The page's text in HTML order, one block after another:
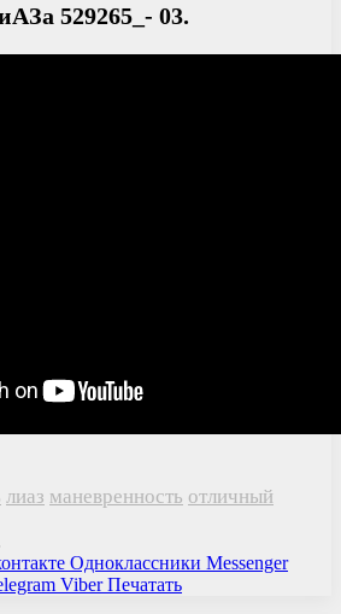
529265_- 03.
лиаз маневренность отличный
Одноклассники Messenger
Viber Печатать